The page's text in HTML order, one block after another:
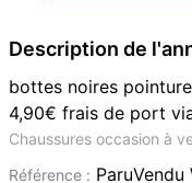
Description de
bottes noires
4,90€ frais de port
Chaussures occasion à
Référence : ParuVendu